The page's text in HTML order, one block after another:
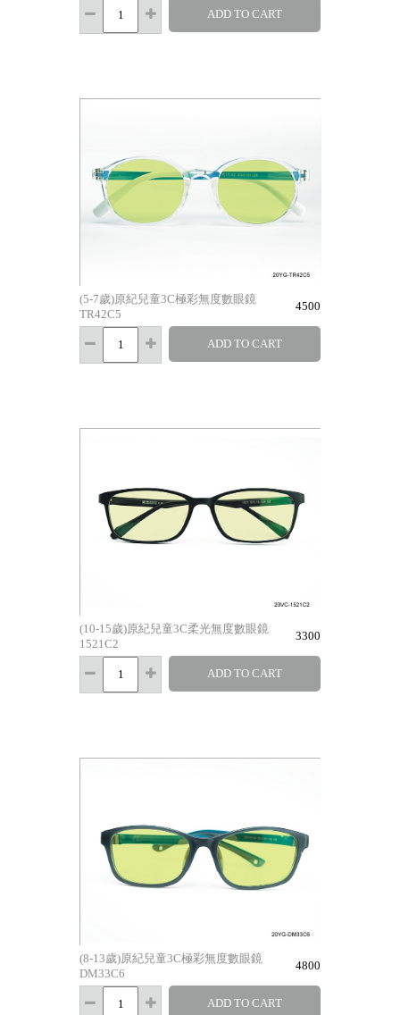
ADD TO CART
(5-7歲)原紀兒童3C極彩無度數眼鏡
TR42C5
4500
ADD TO CART
(10-15歲)原紀兒童3C柔光無度數眼鏡
1521C2
3300
ADD TO CART
(8-13歲)原紀兒童3C極彩無度數眼鏡
DM33C6
4800
ADD TO CART